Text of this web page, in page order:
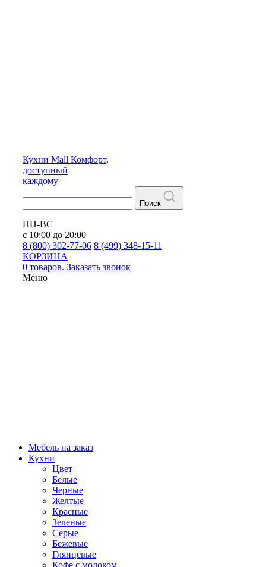
Кухни Mall Комфорт,
доступный
каждому
Поиск
ПН-ВС
с 10:00 до 20:00
8 (800) 302-77-06 8 (499) 348-15-11
КОРЗИНА
0 товаров. Заказать звонок
Меню
Мебель на заказ
Кухни
Цвет
Белые
Черные
Желтые
Красные
Зеленые
Серые
Бежевые
Глянцевые
Кофе с молоком